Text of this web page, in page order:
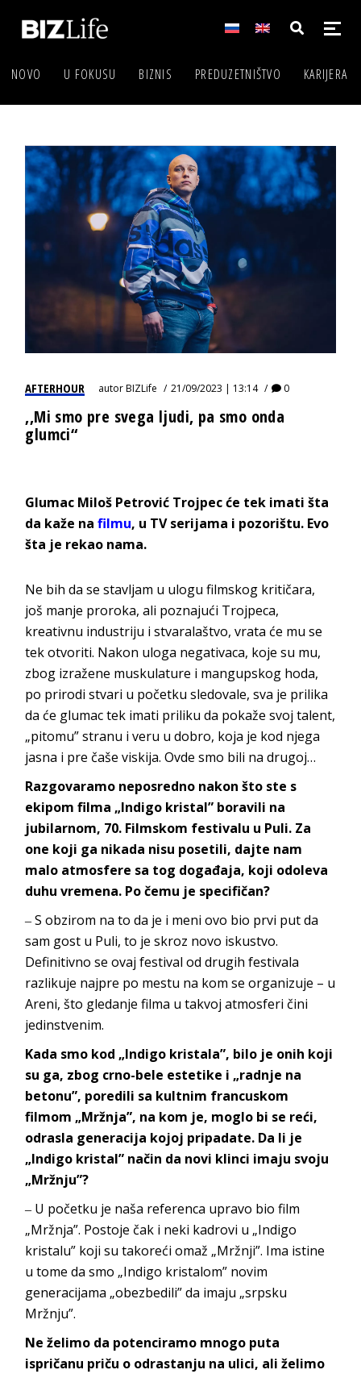
NOVO U FOKUSU BIZNIS PREDUZETNIŠTVO KARIJERA
AFTERHOUR autorBIZLife 21/09/2023 | 13:14 0
,,Mi smo pre svega ljudi, pa smo onda
glumci“
Glumac Miloš Petrović Trojpec će tek imati šta
da kaže nafilmu, u TV serijama i pozorištu. Evo
šta je rekao nama.
Ne bih da se stavljam u ulogu filmskog kritičara,
još manje proroka, ali poznajući Trojpeca,
kreativnu industriju i stvaralaštvo, vrata će mu se
tek otvoriti. Nakon uloga negativaca, koje su mu,
zbog izražene muskulature i mangupskog hoda,
po prirodi stvari u početku sledovale, sva je prilika
da će glumac tek imati priliku da pokaže svoj talent,
„pitomu” stranu i veru u dobro, koja je kod njega
jasna i pre čaše viskija. Ovde smo bili na drugoj…
Razgovaramo neposredno nakon što ste s
ekipom filma „Indigo kristal” boravili na
jubilarnom, 70. Filmskom festivalu u Puli. Za
one koji ga nikada nisu posetili, dajte nam
malo atmosfere sa tog događaja, koji odoleva
duhu vremena. Po čemu je specifičan?
‒ S obzirom na to da je i meni ovo bio prvi put da
sam gost u Puli, to je skroz novo iskustvo.
Definitivno se ovaj festival od drugih festivala
razlikuje najpre po mestu na kom se organizuje – u
Areni, što gledanje filma u takvoj atmosferi čini
jedinstvenim.
Kada smo kod „Indigo kristala”, bilo je onih koji
su ga, zbog crno-bele estetike i „radnje na
betonu”, poredili sa kultnim francuskom
filmom „Mržnja”, na kom je, moglo bi se reći,
odrasla generacija kojoj pripadate. Da li je
„Indigo kristal” način da novi klinci imaju svoju
„Mržnju”?
‒ U početku je naša referenca upravo bio film
„Mržnja”. Postoje čak i neki kadrovi u „Indigo
kristalu” koji su takoreći omaž „Mržnji”. Ima istine
u tome da smo „Indigo kristalom” novim
generacijama „obezbedili” da imaju „srpsku
Mržnju”.
Ne želimo da potenciramo mnogo puta
ispričanu priču o odrastanju na ulici, ali želimo